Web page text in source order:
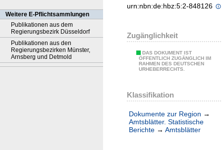
Weitere E-Pflichtsammlungen
Publikationen aus dem
Regierungsbezirk Düsseldorf
Publikationen aus den
Regierungsbezirken Münster,
Arnsberg und Detmold
urn:nbn:de:hbz:5:2-848126
Zugänglichkeit
DAS DOKUMENT IST
ÖFFENTLICH ZUGÄNGLICH IM
RAHMEN DES DEUTSCHEN
URHEBERRECHTS.
Klassifikation
Dokumente zur Region →
Amtsblätter. Statistische
Berichte → Amtsblätter